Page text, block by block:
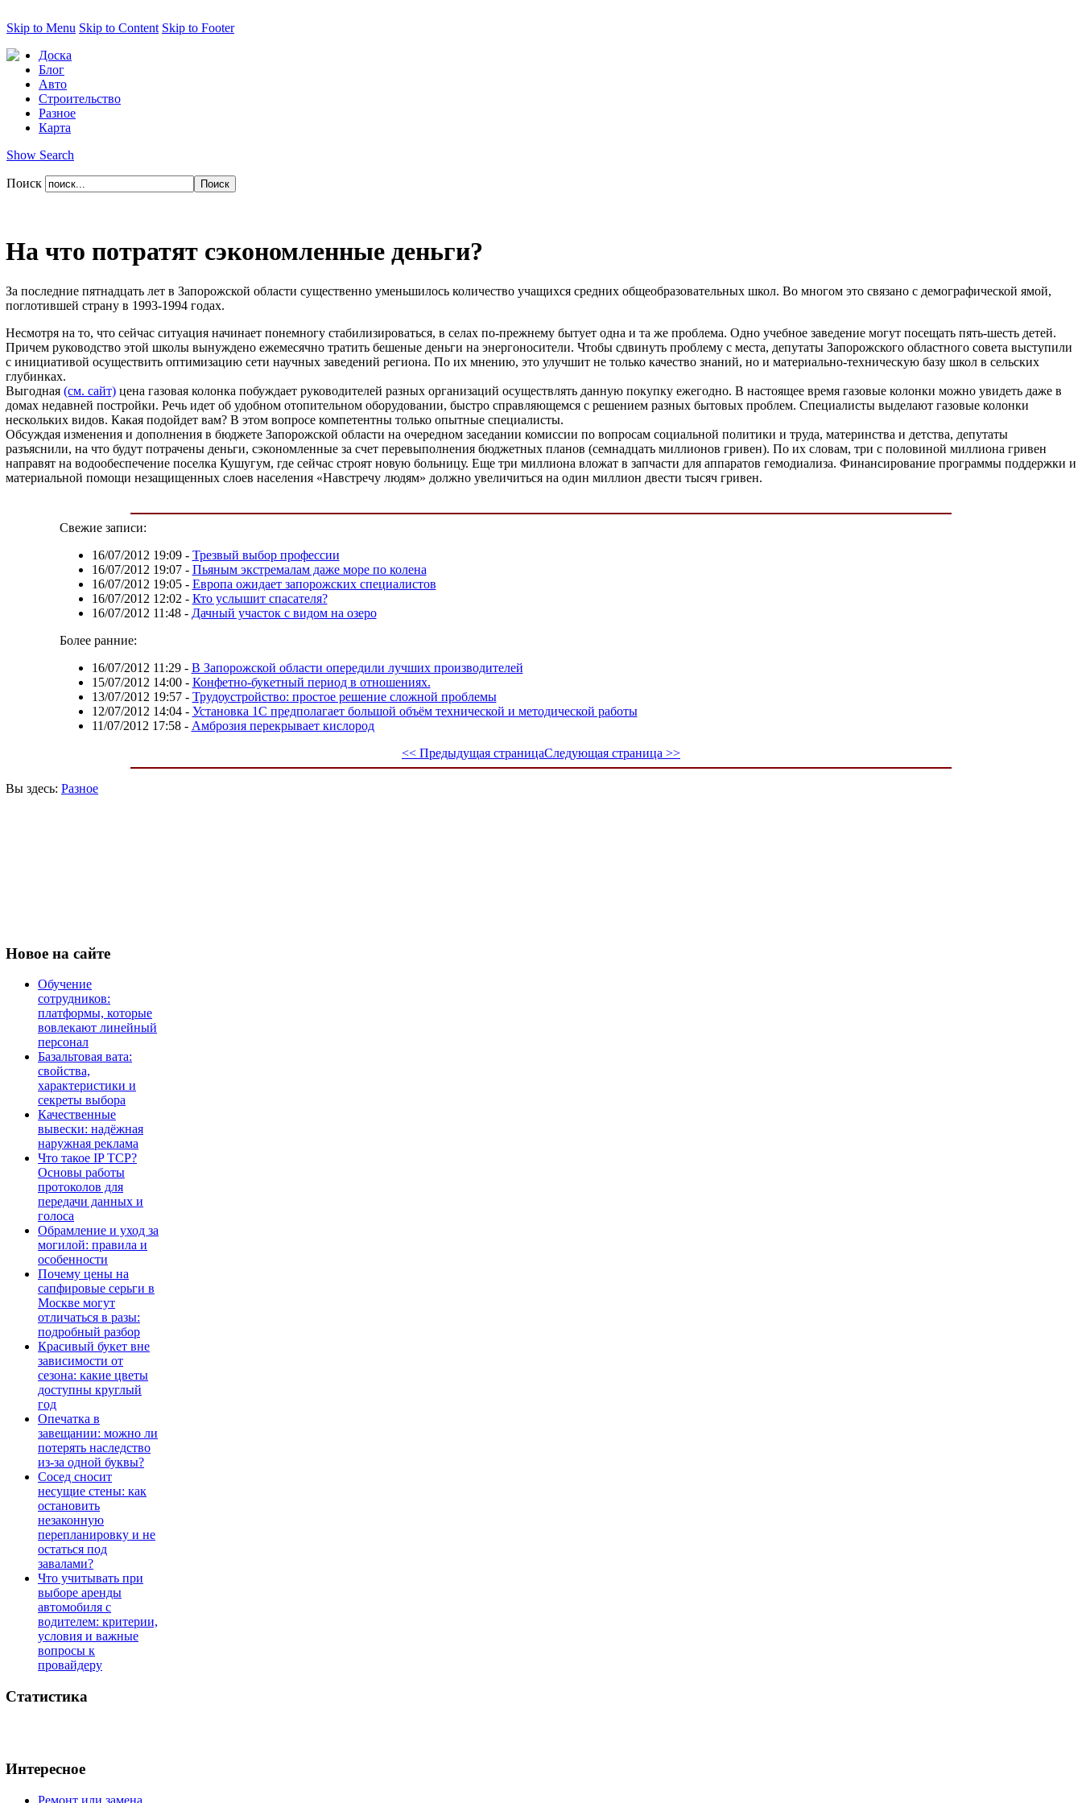
Skip to Menu Skip to Content Skip to Footer
Доска
Блог
Авто
Строительство
Разное
Карта
Show Search
Поиск
На что потратят сэкономленные деньги?
За последние пятнадцать лет в Запорожской области существенно уменьшилось количество учащихся средних общеобразовательных школ. Во многом это связано с демографической ямой,
поглотившей страну в 1993-1994 годах.
Несмотря на то, что сейчас ситуация начинает понемногу стабилизироваться, в селах по-прежнему бытует одна и та же проблема. Одно учебное заведение могут посещать пять-шесть детей.
Причем руководство этой школы вынуждено ежемесячно тратить бешеные деньги на энергоносители. Чтобы сдвинуть проблему с места, депутаты Запорожского областного совета выступили
с инициативой осуществить оптимизацию сети научных заведений региона. По их мнению, это улучшит не только качество знаний, но и материально-техническую базу школ в сельских
глубинках.
Выгодная (см. сайт) цена газовая колонка побуждает руководителей разных организаций осуществлять данную покупку ежегодно. В настоящее время газовые колонки можно увидеть даже в
домах недавней постройки. Речь идет об удобном отопительном оборудовании, быстро справляющемся с решением разных бытовых проблем. Специалисты выделают газовые колонки
нескольких видов. Какая подойдет вам? В этом вопросе компетентны только опытные специалисты.
Обсуждая изменения и дополнения в бюджете Запорожской области на очередном заседании комиссии по вопросам социальной политики и труда, материнства и детства, депутаты
разъяснили, на что будут потрачены деньги, сэкономленные за счет перевыполнения бюджетных планов (семнадцать миллионов гривен). По их словам, три с половиной миллиона гривен
направят на водообеспечение поселка Кушугум, где сейчас строят новую больницу. Еще три миллиона вложат в запчасти для аппаратов гемодиализа. Финансирование программы поддержки и
материальной помощи незащищенных слоев населения «Навстречу людям» должно увеличиться на один миллион двести тысяч гривен.
Свежие записи:
16/07/2012 19:09- Трезвый выбор профессии
16/07/2012 19:07- Пьяным экстремалам даже море по колена
16/07/2012 19:05- Европа ожидает запорожских специалистов
16/07/2012 12:02 - Кто услышит спасателя?
16/07/2012 11:48- Дачный участок с видом на озеро
Более ранние:
16/07/2012 11:29- В Запорожской области опередили лучших производителей
15/07/2012 14:00- Конфетно-букетный период в отношениях.
13/07/2012 19:57- Трудоустройство: простое решение сложной проблемы
12/07/2012 14:04- Установка 1С предполагает большой объём технической и методической работы
11/07/2012 17:58- Амброзия перекрывает кислород
<< Предыдущая страницаСледующая страница >>
Вы здесь: Разное
Новое на сайте
Обучение
сотрудников:
платформы, которые
вовлекают линейный
персонал
Базальтовая вата:
свойства,
характеристики и
секреты выбора
Качественные
вывески: надёжная
наружная реклама
Что такое IP TCP?
Основы работы
протоколов для
передачи данных и
голоса
Обрамление и уход за
могилой: правила и
особенности
Почему цены на
сапфировые серьги в
Москве могут
отличаться в разы:
подробный разбор
Красивый букет вне
зависимости от
сезона: какие цветы
доступны круглый
год
Опечатка в
завещании: можно ли
потерять наследство
из-за одной буквы?
Сосед сносит
несущие стены: как
остановить
незаконную
перепланировку и не
остаться под
завалами?
Что учитывать при
выборе аренды
автомобиля с
водителем: критерии,
условия и важные
вопросы к
провайдеру
Статистика
Интересное